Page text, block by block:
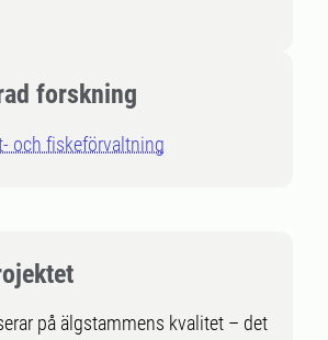
forskning
och fiskeförvaltning
på älgstammens kvalitet – det